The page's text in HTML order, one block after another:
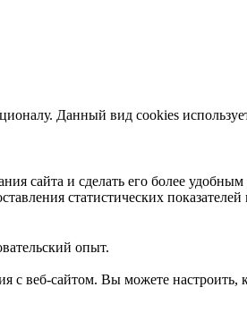
Данный вид cookies
сайта и сделать его более
статистических
опыт.
с веб-сайтом. Вы можете настроить,